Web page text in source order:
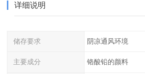
详细说明
储存要求 阴凉通风环境
主要成分 铬酸铅的颜料